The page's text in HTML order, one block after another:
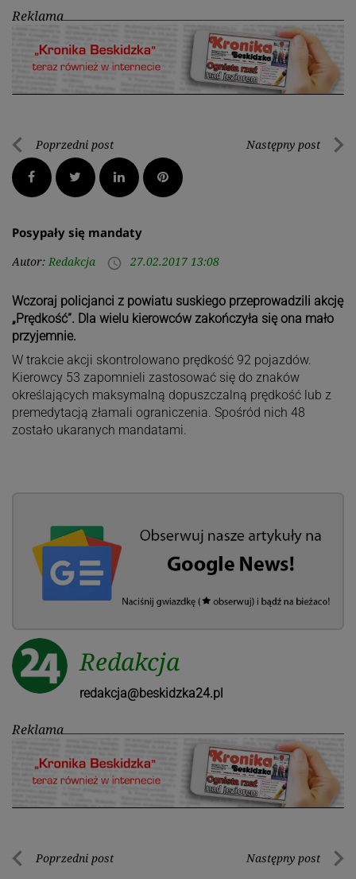
Reklama
Nawigacja
wpisu
Poprzedni post
Poprzedni
post
Następny post
Facebook Twitter LinkedInPinterest
Posypały się mandaty
Autor: Redakcja access_time 27.02.2017 13:08
Wczoraj policjanci z powiatu suskiego przeprowadzili akcję
„Prędkość”. Dla wielu kierowców zakończyła się ona mało
przyjemnie.
W trakcie akcji skontrolowano prędkość 92 pojazdów.
Kierowcy 53 zapomnieli zastosować się do znaków
określających maksymalną dopuszczalną prędkość lub z
premedytacją złamali ograniczenia. Spośród nich 48
zostało ukaranych mandatami.
Redakcja
redakcja@beskidzka24.pl
Reklama
Nawigacja
Poprzedni post Następny post